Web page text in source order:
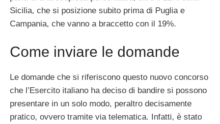
Sicilia, che si posizione subito prima di Puglia e
Campania, che vanno a braccetto con il 19%.
Come inviare le domande
Le domande che si riferiscono questo nuovo concorso
che l’Esercito italiano ha deciso di bandire si possono
presentare in un solo modo, peraltro decisamente
pratico, ovvero tramite via telematica. Infatti, è stato